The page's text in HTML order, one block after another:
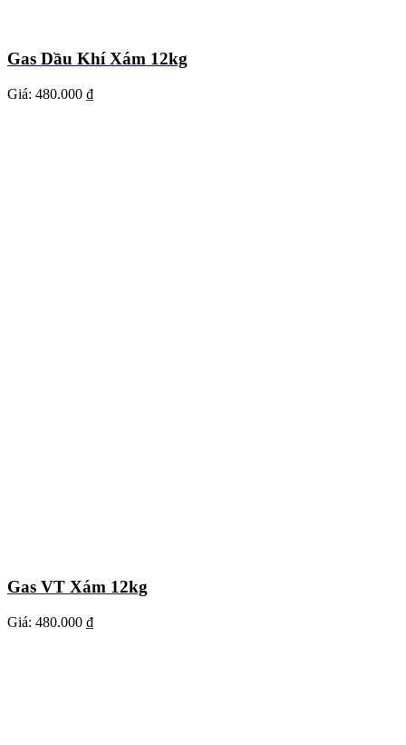
Gas Dầu Khí Xám 12kg
Giá: 480.000 ₫
Gas VT Xám 12kg
Giá: 480.000 ₫